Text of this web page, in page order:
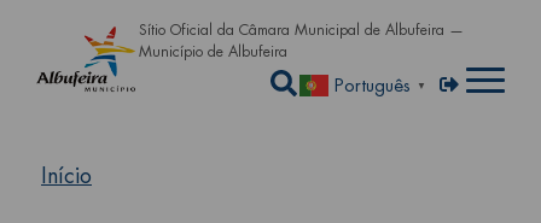
Passar para o conteúdo
Sítio Oficial da Câmara Municipal de Albufeira —
Município de Albufeira
Abrir a caixa de
Português ▼ Menu de
Entrar
Início